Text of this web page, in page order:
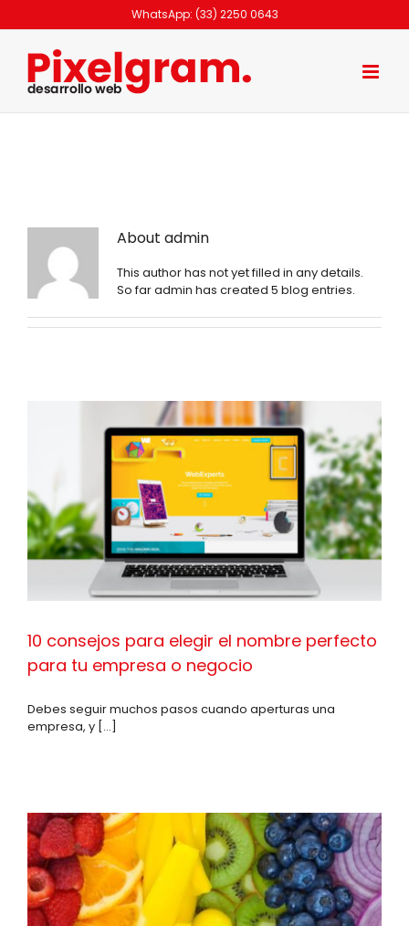
to
WhatsApp: (33) 2250 0643
About admin
This author has not yet filled in any details.
So far admin has created 5 blog entries.
10 consejos para elegir el nombre perfecto
para tu empresa o negocio
Debes seguir muchos pasos cuando aperturas una
empresa, y [...]